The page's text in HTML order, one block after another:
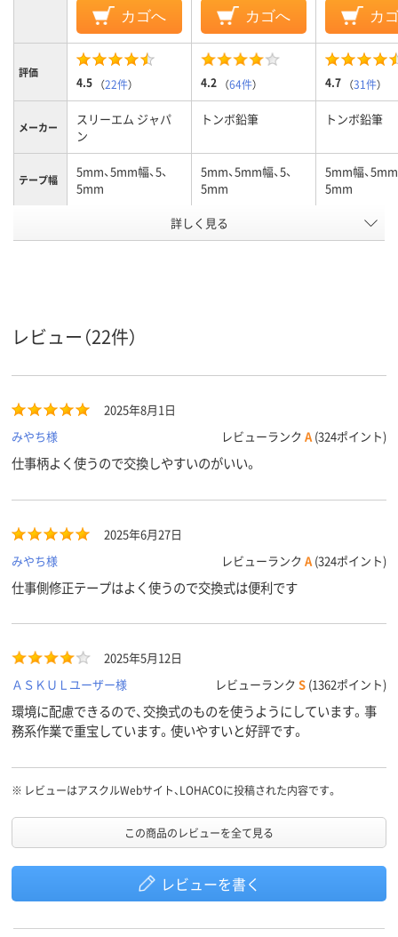
カゴへ カゴへ カ
評価
4.5 （22件） 4.2 （64件） 4.7 （31件）
メーカー
スリーエム ジャパ
ン
トンボ鉛筆 トンボ鉛筆
テープ幅
5mm、5mm幅、5、
5mm
5mm、5mm幅、5、
5mm
5mm幅、5mm
5mm
詰め替え本体 詰め替え本体
スコア
65 65
詳しく見る
レビュー（22件）
2025年8月1日
みやち様
レビューランク A (324ポイント)
仕事柄よく使うので交換しやすいのがいい。
2025年6月27日
みやち様
レビューランク A (324ポイント)
仕事側修正テープはよく使うので交換式は便利です
2025年5月12日
ＡＳＫＵＬユーザー様
レビューランク S (1362ポイント)
環境に配慮できるので、交換式のものを使うようにしています。事
務系作業で重宝しています。使いやすいと好評です。
※ レビューはアスクルWebサイト、LOHACOに投稿された内容です。
この商品のレビューを全て見る
レビューを書く